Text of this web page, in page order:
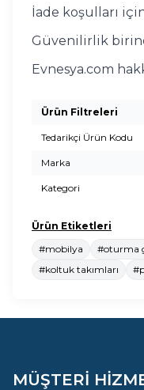
İade koşulları
Güvenilirlik
Evnesya.com
Ürün Filtreleri
Tedarikçi Ürün Kodu
Marka
Kategori
Ürün Etiketleri
#mobilya
#oturma
#koltuk takımları
MÜŞTERİ